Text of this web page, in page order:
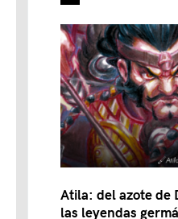
Atila: del azote de
las leyendas